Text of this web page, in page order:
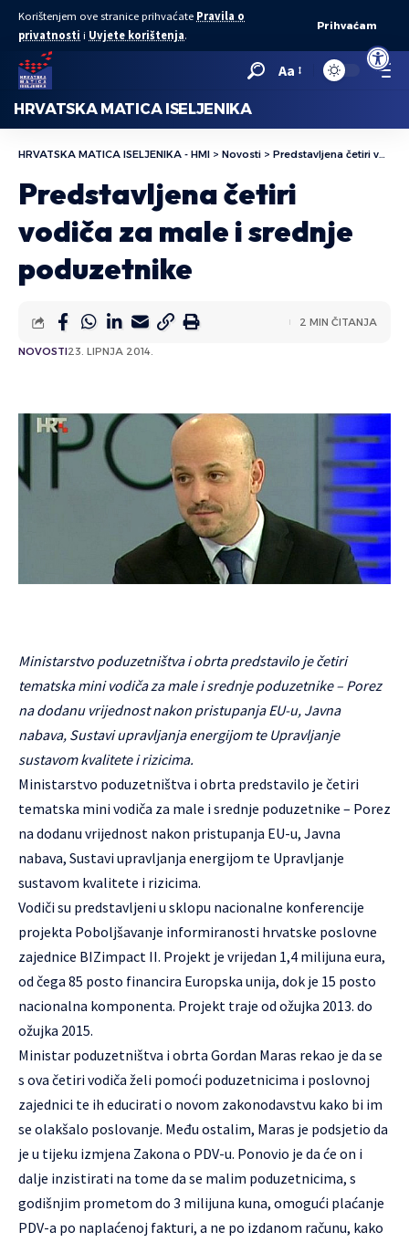
Open
Korištenjem ove stranice prihvaćate Pravila o
privatnosti i Uvjete korištenja.
Prihvaćam
Aa
HRVATSKA MATICA ISELJENIKA
HRVATSKA MATICA ISELJENIKA - HMI > Novosti > Predstavljena četiri vodiča za male i srednje poduzetnike
Predstavljena četiri
vodiča za male i srednje
poduzetnike
NOVOSTI23. LIPNJA 2014.
2 MIN ČITANJA
Ministarstvo poduzetništva i obrta predstavilo je četiri
tematska mini vodiča za male i srednje poduzetnike – Porez
na dodanu vrijednost nakon pristupanja EU-u, Javna
nabava, Sustavi upravljanja energijom te Upravljanje
sustavom kvalitete i rizicima.
Ministarstvo poduzetništva i obrta predstavilo je četiri
tematska mini vodiča za male i srednje poduzetnike – Porez
na dodanu vrijednost nakon pristupanja EU-u, Javna
nabava, Sustavi upravljanja energijom te Upravljanje
sustavom kvalitete i rizicima.
Vodiči su predstavljeni u sklopu nacionalne konferencije
projekta Poboljšavanje informiranosti hrvatske poslovne
zajednice BIZimpact II. Projekt je vrijedan 1,4 milijuna eura,
od čega 85 posto financira Europska unija, dok je 15 posto
nacionalna komponenta. Projekt traje od ožujka 2013. do
ožujka 2015.
Ministar poduzetništva i obrta Gordan Maras rekao je da se
s ova četiri vodiča želi pomoći poduzetnicima i poslovnoj
zajednici te ih educirati o novom zakonodavstvu kako bi im
se olakšalo poslovanje. Među ostalim, Maras je podsjetio da
je u tijeku izmjena Zakona o PDV-u. Ponovio je da će on i
dalje inzistirati na tome da se malim poduzetnicima, s
godišnjim prometom do 3 milijuna kuna, omogući plaćanje
PDV-a po naplaćenoj fakturi, a ne po izdanom računu, kako